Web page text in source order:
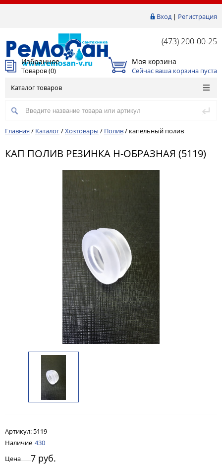
Вход| Регистрация
(473) 200-00-25
Избранное
Товаров (0)
Моя корзина
Сейчас ваша корзина пуста
Каталог товаров
Главная / Каталог/Хозтовары / Полив/ капельный полив
КАП ПОЛИВ РЕЗИНКА Н-ОБРАЗНАЯ (5119)
Артикул: 5119
Наличие 430
Цена
7 руб.